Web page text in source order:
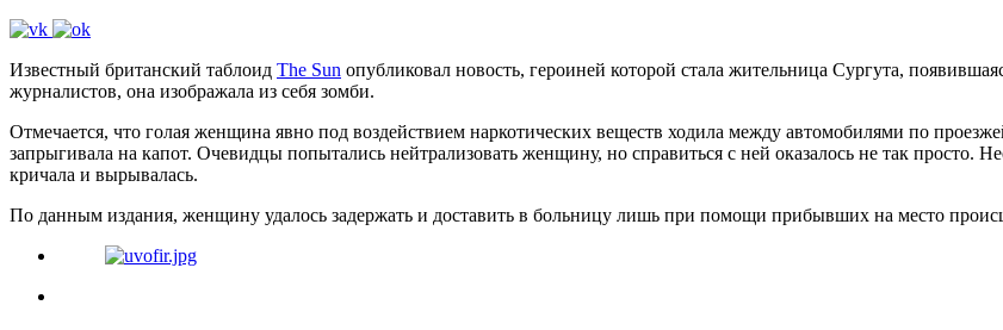
Известный британский таблоид The Sun опубликовал новость, героиней которой стала жительница Сургута,
журналистов, она изображала из себя зомби.
Отмечается, что голая женщина явно под воздействием наркотических веществ ходила между автомобилями по
запрыгивала на капот. Очевидцы попытались нейтрализовать женщину, но справиться с ней оказалось не так просто.
кричала и вырывалась.
По данным издания, женщину удалось задержать и доставить в больницу лишь при помощи прибывших на место